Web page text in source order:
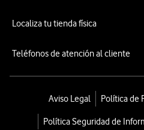
Localiza tu tienda física
Teléfonos de atención al cliente
Aviso Legal Política de
Política Seguridad de